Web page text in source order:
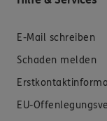
E-Mail schreiben
Schaden melden
EU-